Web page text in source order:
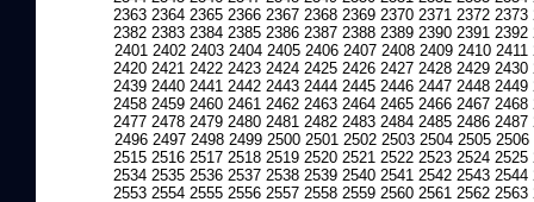
2363 2364 2365 2366 2367 2368 2369 2370 2371 2372 2373
2382 2383 2384 2385 2386 2387 2388 2389 2390 2391 2392
2401 2402 2403 2404 2405 2406 2407 2408 2409 2410 2411
2420 2421 2422 2423 2424 2425 2426 2427 2428 2429 2430
2439 2440 2441 2442 2443 2444 2445 2446 2447 2448 2449
2458 2459 2460 2461 2462 2463 2464 2465 2466 2467 2468
2477 2478 2479 2480 2481 2482 2483 2484 2485 2486 2487
2496 2497 2498 2499 2500 2501 2502 2503 2504 2505 2506
2515 2516 2517 2518 2519 2520 2521 2522 2523 2524 2525
2534 2535 2536 2537 2538 2539 2540 2541 2542 2543 2544
2553 2554 2555 2556 2557 2558 2559 2560 2561 2562 2563